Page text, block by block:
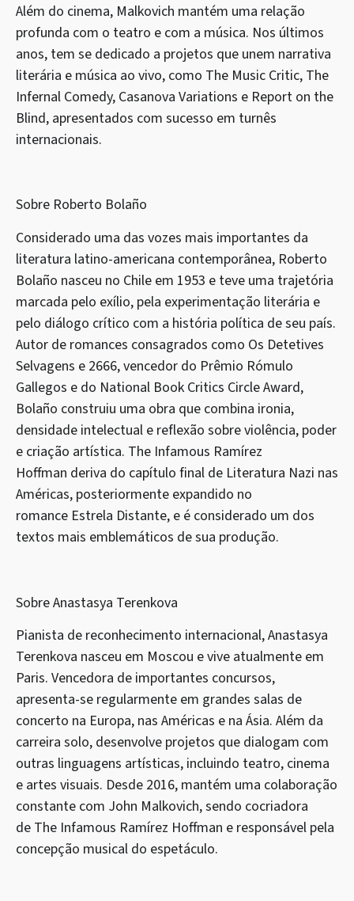
Além do cinema, Malkovich mantém uma relação
profunda com o teatro e com a música. Nos últimos
anos, tem se dedicado a projetos que unem narrativa
literária e música ao vivo, como The Music Critic, The
Infernal Comedy, Casanova Variations e Report on the
Blind, apresentados com sucesso em turnês
internacionais.
Sobre Roberto Bolaño
Considerado uma das vozes mais importantes da
literatura latino-americana contemporânea, Roberto
Bolaño nasceu no Chile em 1953 e teve uma trajetória
marcada pelo exílio, pela experimentação literária e
pelo diálogo crítico com a história política de seu país.
Autor de romances consagrados como Os Detetives
Selvagens e 2666, vencedor do Prêmio Rómulo
Gallegos e do National Book Critics Circle Award,
Bolaño construiu uma obra que combina ironia,
densidade intelectual e reflexão sobre violência, poder
e criação artística. The Infamous Ramírez
Hoffman deriva do capítulo final de Literatura Nazi nas
Américas, posteriormente expandido no
romance Estrela Distante, e é considerado um dos
textos mais emblemáticos de sua produção.
Sobre Anastasya Terenkova
Pianista de reconhecimento internacional, Anastasya
Terenkova nasceu em Moscou e vive atualmente em
Paris. Vencedora de importantes concursos,
apresenta-se regularmente em grandes salas de
concerto na Europa, nas Américas e na Ásia. Além da
carreira solo, desenvolve projetos que dialogam com
outras linguagens artísticas, incluindo teatro, cinema
e artes visuais. Desde 2016, mantém uma colaboração
constante com John Malkovich, sendo cocriadora
de The Infamous Ramírez Hoffman e responsável pela
concepção musical do espetáculo.